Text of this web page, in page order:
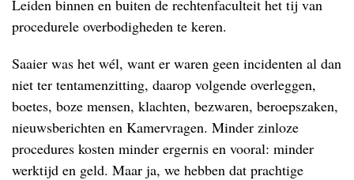
Leiden binnen en buiten de rechtenfaculteit het tij van
procedurele overbodigheden te keren.
Saaier was het wél, want er waren geen incidenten al dan
niet ter tentamenzitting, daarop volgende overleggen,
boetes, boze mensen, klachten, bezwaren, beroepszaken,
nieuwsberichten en Kamervragen. Minder zinloze
procedures kosten minder ergernis en vooral: minder
werktijd en geld. Maar ja, we hebben dat prachtige